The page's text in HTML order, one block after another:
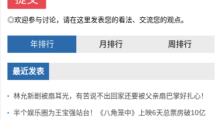
◎欢迎参与讨论，请在这里发表您的看法、交流您的观点。
年排行 月排行 周排行
最近发表
林允新剧被扇耳光，有苦说不出回家还要被父亲扇巴掌好扎心！
半个娱乐圈为王宝强站台！《八角笼中》上映6天总票房破10亿